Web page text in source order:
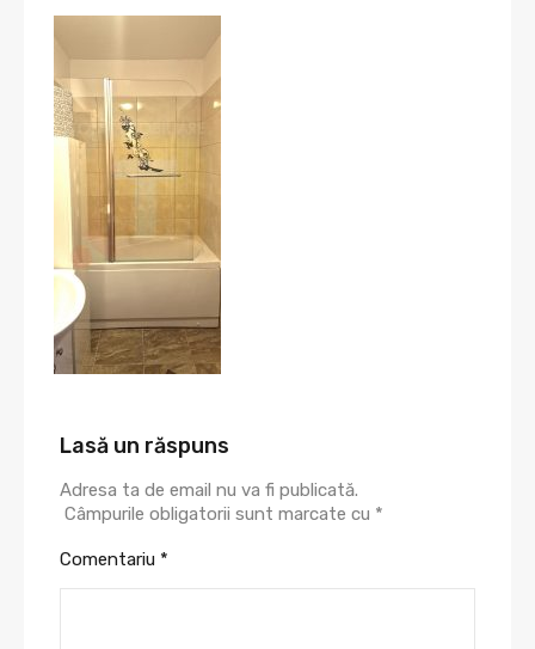
Lasă un răspuns
Adresa ta de email nu va fi publicată.
Câmpurile obligatorii sunt marcate cu *
Comentariu *